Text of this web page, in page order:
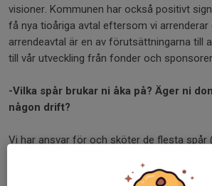
visioner. Kommunen har också positivt
få nya tioåriga avtal eftersom vi arrenderar
arrendeavtal är en av förutsättningarna till
till vår utveckling från fonder och
-Vilka spår brukar ni åka på? Äger ni
någon drift?
Vi har ansvar för och sköter de flesta spår
med flisning och röjning av spåren sköts